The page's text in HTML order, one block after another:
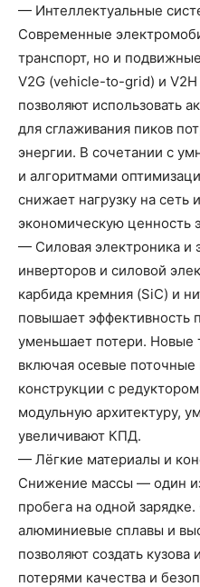
— Интеллектуальные
Современные
транспорт, но и
V2G (vehicle-to-grid) и
позволяют использовать
для сглаживания пиков
энергии. В сочетании с
и алгоритмами
снижает нагрузку на сеть
экономическую ценность
— Силовая электроника и
инверторов и силовой
карбида кремния (SiC) и
повышает эффективность
уменьшает потери. Новые
включая осевые
конструкции с
модульную архитектуру,
увеличивают КПД.
— Лёгкие материалы и
Снижение массы — один
пробега на одной
алюминиевые сплавы и
позволяют создать
потерями качества и